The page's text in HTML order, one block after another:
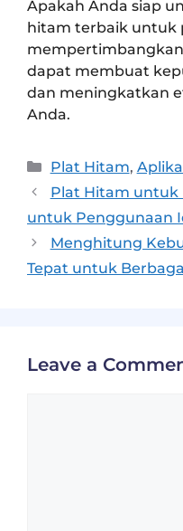
Apakah Anda siap
hitam terbaik untuk
dapat membuat
dan meningkatkan
Anda.
Plat Hitam,
Plat Hitam untuk
untuk Penggunaan
Menghitung
Tepat untuk
Leave a